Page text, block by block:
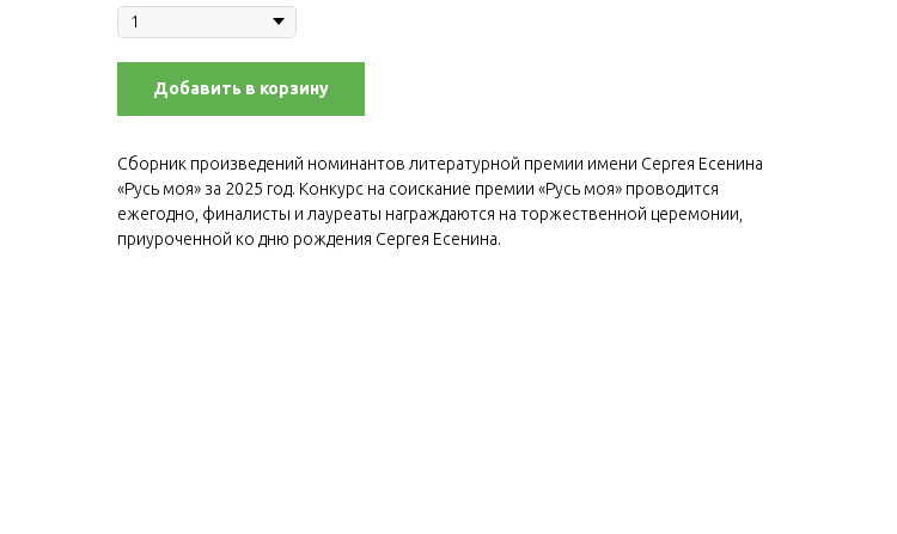
Добавить в корзину
Сборник произведений номинантов литературной премии имени Сергея Есенина
«Русь моя» за 2025 год. Конкурс на соискание премии «Русь моя» проводится
ежегодно, финалисты и лауреаты награждаются на торжественной церемонии,
приуроченной ко дню рождения Сергея Есенина.